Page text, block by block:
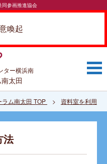
同参画推進協会
喚起
ター横浜南
太田
ラム南太田 TOP 資料室を利用す
法